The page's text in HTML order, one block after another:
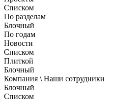
Списком
По разделам
Блочный
По годам
Новости
Списком
Плиткой
Блочный
Компания \ Наши сотрудники
Блочный
Списком